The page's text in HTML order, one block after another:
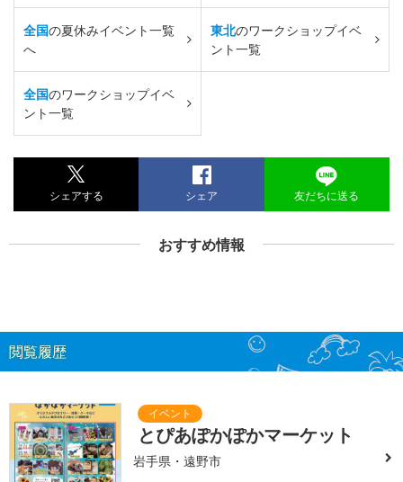
全国の夏休みイベント一覧
へ
東北のワークショップイベ
ント一覧
全国のワークショップイベ
ント一覧
シェアする シェア 友だちに送る
おすすめ情報
閲覧履歴
とぴあぽかぽかマーケット
岩手県・遠野市